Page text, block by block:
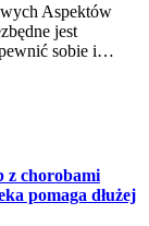
Aspektów
jest
sobie i…
z chorobami
pomaga dłużej